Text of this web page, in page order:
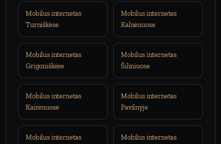
Mobilus internetas
Turniškėse
Mobilus internetas
Kalnėnuose
Mobilus internetas
Grigoniškėse
Mobilus internetas
Šiliniuose
Mobilus internetas
Kairėnuose
Mobilus internetas
Pavilnyje
Mobilus internetas
Mobilus internetas